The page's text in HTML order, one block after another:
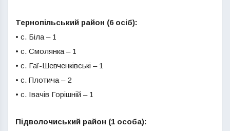
Тернопільський район (6 осіб):
• с. Біла – 1
• с. Смолянка – 1
• с. Гаї-Шевченківські – 1
• с. Плотича – 2
• с. Івачів Горішній – 1
Підволочиський район (1 особа):